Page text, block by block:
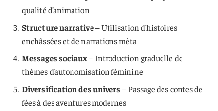
qualité d’animation
Structure narrative– Utilisation d’histoires
enchâssées et de narrations méta
Messages sociaux– Introduction graduelle de
thèmes d’autonomisation féminine
Diversification des univers– Passage des contes de
fées à des aventures modernes